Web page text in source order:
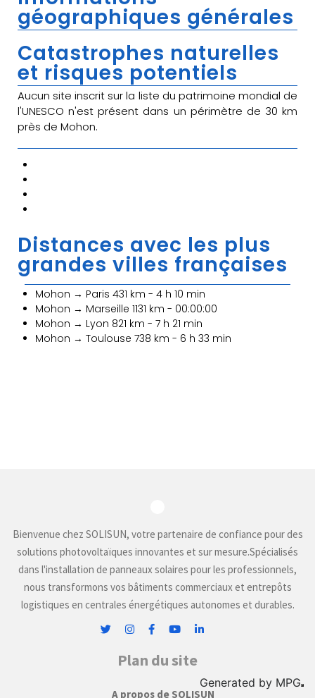
géographiques générales
Catastrophes naturelles
et risques potentiels
Aucun site inscrit sur la liste du patrimoine mondial de
l'UNESCO n'est présent dans un périmètre de 30 km
près de Mohon.
Distances avec les plus
grandes villes françaises
Mohon → Paris 431 km - 4 h 10 min
Mohon → Marseille 1131 km - 00:00:00
Mohon → Lyon 821 km - 7 h 21 min
Mohon → Toulouse 738 km - 6 h 33 min
Bienvenue chez SOLISUN, votre partenaire de confiance pour des
solutions photovoltaïques innovantes et sur mesure.Spécialisés
dans l'installation de panneaux solaires pour les professionnels,
nous transformons vos bâtiments commerciaux et entrepôts
logistiques en centrales énergétiques autonomes et durables.
Plan du site
A propos de SOLISUN
Generated by MPG